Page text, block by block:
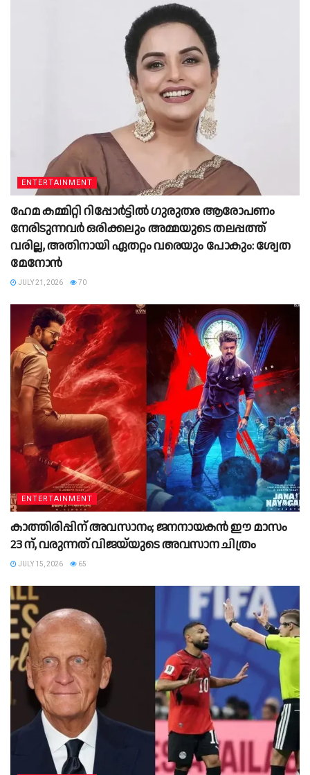
ENTERTAINMENT
ഹേമ കമ്മിറ്റി റിപ്പോര്‍ട്ടില്‍ ഗുരുതര ആരോപണം
നേരിടുന്നവര്‍ ഒരിക്കലും അമ്മയുടെ തലപ്പത്ത്
വരില്ല, അതിനായി ഏതറ്റം വരെയും പോകും: ശ്വേത
മേനോന്‍
JULY 21, 2026 70
ENTERTAINMENT
കാത്തിരിപ്പിന് അവസാനം; ജനനായകൻ ഈ മാസം
23 ന്, വരുന്നത് വിജയ്‌യുടെ അവസാന ചിത്രം
JULY 15, 2026 65